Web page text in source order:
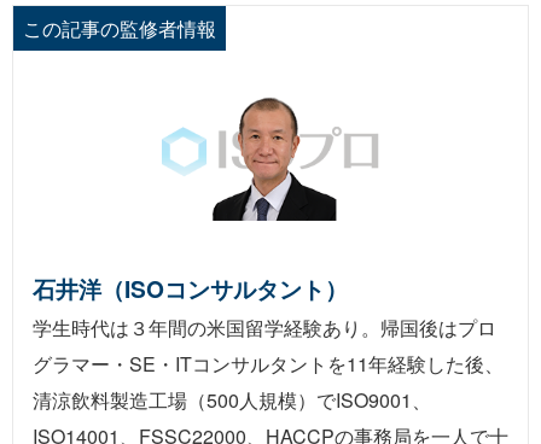
この記事の監修者情報
石井洋（ISOコンサルタント）
学生時代は３年間の米国留学経験あり。帰国後はプロ
グラマー・SE・ITコンサルタントを11年経験した後、
清涼飲料製造工場（500人規模）でISO9001、
ISO14001、FSSC22000、HACCPの事務局を一人で十